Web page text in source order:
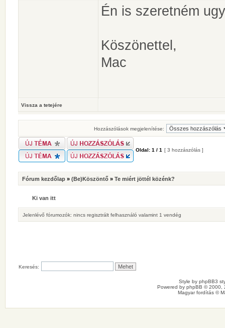
Én is szeretném
Köszönettel,
Mac
Vissza a tetejére
Hozzászólások megjelenítése:
Oldal: 1 / 1 [ 3 hozzászólás ]
Fórum kezdőlap » (Be)Köszöntő » Te miért jöttél közénk?
Ki van itt
Jelenlévő fórumozók: nincs regisztrált felhasználó valamint 1 vendég
Keresés:
Style by phpBB3
Powered by phpBB © 2000,
Magyar fordítás ©